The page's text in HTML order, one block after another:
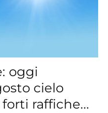
oggi
cielo
raffiche...